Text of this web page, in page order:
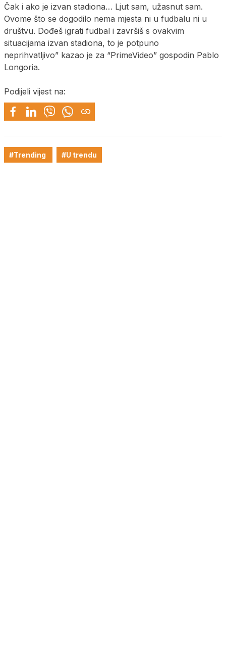
Čak i ako je izvan stadiona… Ljut sam, užasnut sam.
Ovome što se dogodilo nema mjesta ni u fudbalu ni u
društvu. Dođeš igrati fudbal i završiš s ovakvim
situacijama izvan stadiona, to je potpuno
neprihvatljivo” kazao je za “PrimeVideo” gospodin Pablo
Longoria.
Podijeli vijest na:
#Trending #U trendu